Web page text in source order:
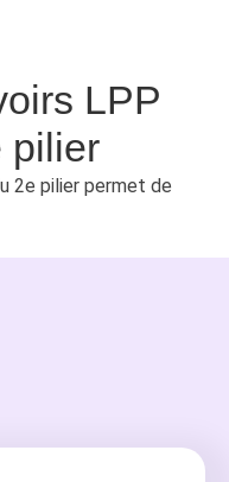
LPP
pilier
2e pilier permet de